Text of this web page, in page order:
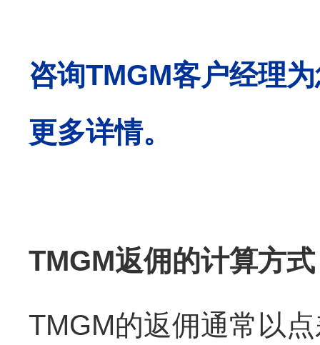
咨询TMGM客户经理
更多详情。
TMGM返佣的计算方式
TMGM的返佣通常以